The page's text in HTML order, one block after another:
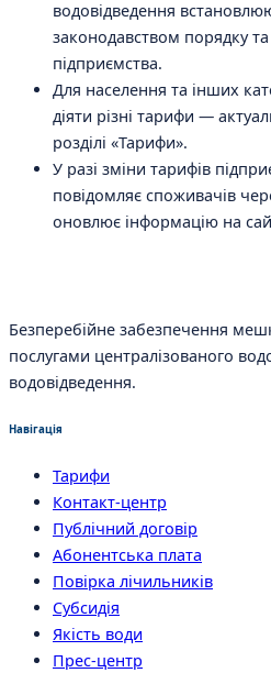
водовідведення
законодавством порядку
підприємства.
Для населення та інших
діяти різні тарифи —
розділі «Тарифи».
У разі зміни тарифів
повідомляє споживачів
оновлює інформацію на
Безперебійне забезпечення
послугами централізованого
водовідведення.
Навігація
Тарифи
Контакт-центр
Публічний договір
Абонентська плата
Повірка лічильників
Субсидія
Якість води
Прес-центр